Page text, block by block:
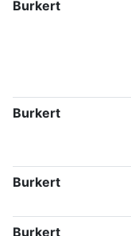
Burkert
Burkert
Burkert
Burkert